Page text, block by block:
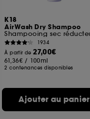
K18
AirWash Dry Shampoo
1934
À partir de27,00€
61,36€ / 100ml
2 contenances disponibles
Ajouter au panier